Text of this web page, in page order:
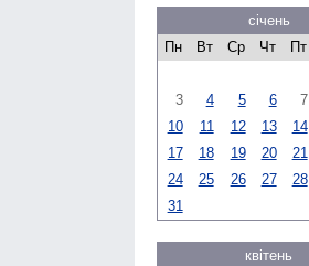
січень
Пн
Вт Ср Чт Пт
3
4 5 6 7
10
11 12 13 14
17
18 19 20 21
24
25 26 27 28
31
квітень